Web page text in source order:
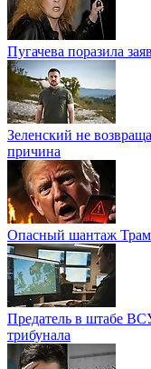
Пугачева поразила
Зеленский не
причина
Опасный шантаж
Предатель в штабе
трибунала